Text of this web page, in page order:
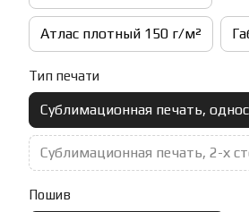
Атлас плотный 150 г/м²
Тип печати
Сублимационная печать,
Сублимационная печать, 2-х
Пошив